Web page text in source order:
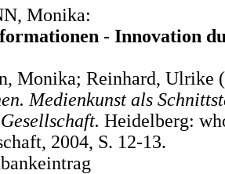
Monika:
- Innovation
Monika; Reinhard, Ulrike
Medienkunst als
Heidelberg:
2004, S. 12-13.